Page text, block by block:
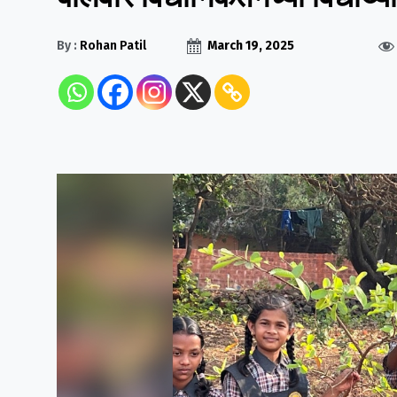
By : Rohan Patil March 19, 2025